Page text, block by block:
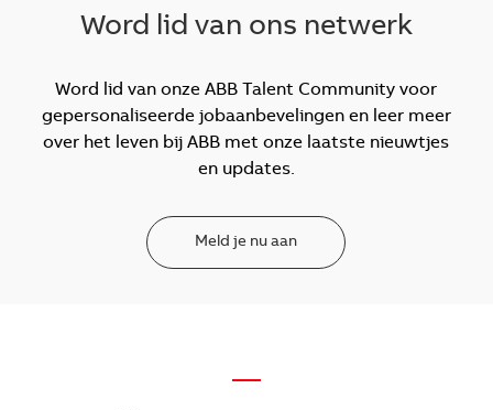
Word lid van ons netwerk
Word lid van onze ABB Talent Community voor
gepersonaliseerde jobaanbevelingen en leer meer
over het leven bij ABB met onze laatste nieuwtjes
en updates.
Meld je nu aan
—